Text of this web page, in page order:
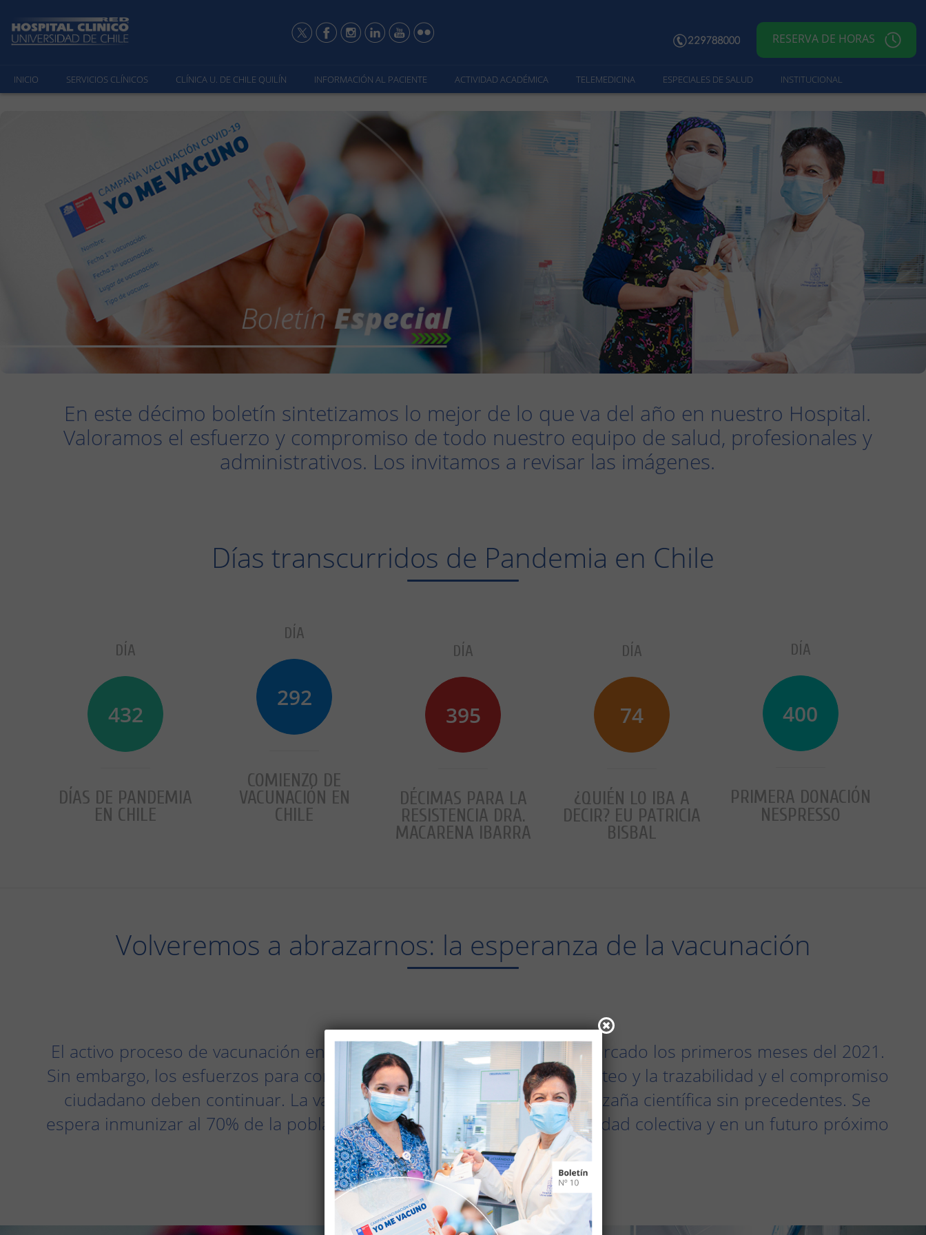
RESERVA DE HORAS
INICIO SERVICIOS CLÍNICOS CLÍNICA U. DE CHILE QUILÍN INFORMACIÓN AL PACIENTE ACTIVIDAD ACADÉMICA TELEMEDICINA ESPECIALES DE SALUD INSTITUCIONAL
En este décimo boletín sintetizamos lo mejor de lo que va del año en nuestro Hospital.
Valoramos el esfuerzo y compromiso de todo nuestro equipo de salud, profesionales y
administrativos. Los invitamos a revisar las imágenes.
Días transcurridos de Pandemia en Chile
DÍA
433
DÍAS DE PANDEMIA
EN CHILE
DÍA
292
COMIENZO DE
VACUNACIÓN EN
CHILE
DÍA
396
DÉCIMAS PARA LA
RESISTENCIA DRA.
MACARENA IBARRA
DÍA
74
¿QUIÉN LO IBA A
DECIR? EU PATRICIA
BISBAL
DÍA
401
PRIMERA DONACIÓN
NESPRESSO
Volveremos a abrazarnos: la esperanza de la vacunación
El activo proceso de vacunación en nuestro hospital y en el país ha marcado los primeros meses del 2021.
Sin embargo, los esfuerzos para cortar la cadena de transmisión, el testeo y la trazabilidad y el compromiso
ciudadano deben continuar. La vacuna contra el COVID-19 es una hazaña científica sin precedentes. Se
espera inmunizar al 70% de la población mundial para alcanzar inmunidad colectiva y en un futuro próximo
podamos volver a abrazarnos.